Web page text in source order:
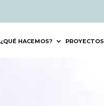
¿QUÉ HACEMOS? PROYECTOS